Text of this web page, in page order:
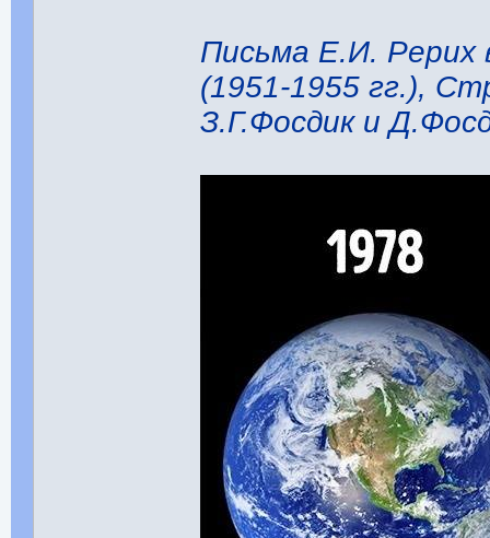
Письма Е.И. Рерих
(1951-1955 гг.),
З.Г.Фосдик и